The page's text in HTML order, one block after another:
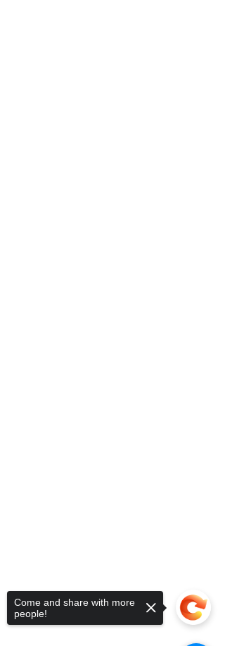
Come and share with more
people!